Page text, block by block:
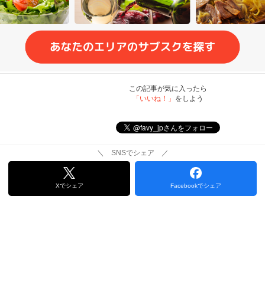
この記事が気に入ったら
「いいね！」 をしよう
＼ SNSでシェア ／
Xでシェア Facebookでシェア